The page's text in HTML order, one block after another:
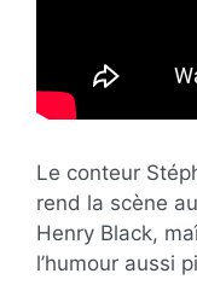
Le conteur
rend la scène
Henry Black,
l’humour aussi